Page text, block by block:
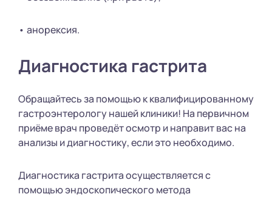
• анорексия.
Диагностика гастрита
Обращайтесь за помощью к квалифицированному
гастроэнтерологу нашей клиники! На первичном
приёме врач проведёт осмотр и направит вас на
анализы и диагностику, если это необходимо.
Диагностика гастрита осуществляется с
помощью эндоскопического метода